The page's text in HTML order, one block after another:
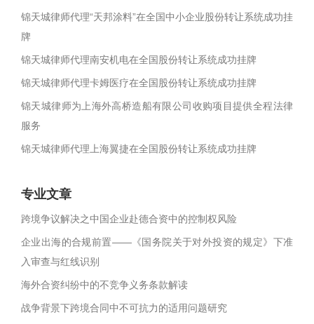
锦天城律师代理“天邦涂料”在全国中小企业股份转让系统成功挂
牌
锦天城律师代理南安机电在全国股份转让系统成功挂牌
锦天城律师代理卡姆医疗在全国股份转让系统成功挂牌
锦天城律师为上海外高桥造船有限公司收购项目提供全程法律
服务
锦天城律师代理上海翼捷在全国股份转让系统成功挂牌
专业文章
跨境争议解决之中国企业赴德合资中的控制权风险
企业出海的合规前置——《国务院关于对外投资的规定》下准
入审查与红线识别
海外合资纠纷中的不竞争义务条款解读
战争背景下跨境合同中不可抗力的适用问题研究